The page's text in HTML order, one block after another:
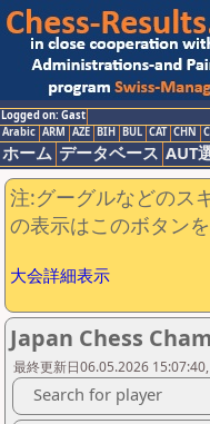
Logged on: Gast
Arabic ARM AZE BIH BUL CAT CHN
ホーム データベース AUT
注:グーグルなどのス
の表示はこのボタン
大会詳細表示
Japan Chess
最終更新日06.05.2026
Search for player